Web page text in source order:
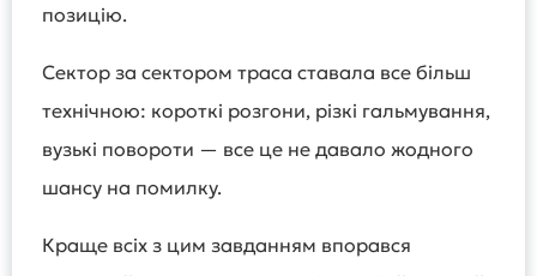
позицію.
Сектор за сектором траса ставала все більш
технічною: короткі розгони, різкі гальмування,
вузькі повороти — все це не давало жодного
шансу на помилку.
Краще всіх з цим завданням впорався